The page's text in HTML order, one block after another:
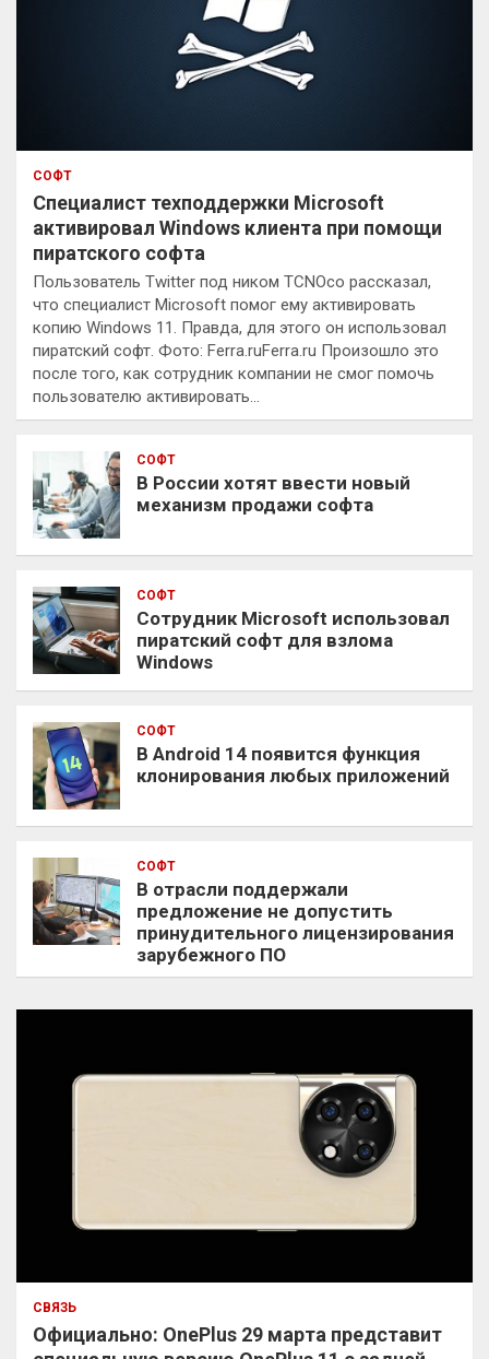
СОФТ
Специалист техподдержки Microsoft
активировал Windows клиента при помощи
пиратского софта
Пользователь Twitter под ником TCNOco рассказал,
что специалист Microsoft помог ему активировать
копию Windows 11. Правда, для этого он использовал
пиратский софт. Фото: Ferra.ruFerra.ru Произошло это
после того, как сотрудник компании не смог помочь
пользователю активировать…
СОФТ
В России хотят ввести новый
механизм продажи софта
СОФТ
Сотрудник Microsoft использовал
пиратский софт для взлома
Windows
СОФТ
В Android 14 появится функция
клонирования любых приложений
СОФТ
В отрасли поддержали
предложение не допустить
принудительного лицензирования
зарубежного ПО
СВЯЗЬ
Официально: OnePlus 29 марта представит